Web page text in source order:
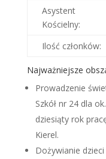
Asystent
Kościelny:
Ilość członków:
Najważniejsze
Prowadzenie
Szkół nr 24 dla
dziesiąty rok
Kierel.
Dożywianie